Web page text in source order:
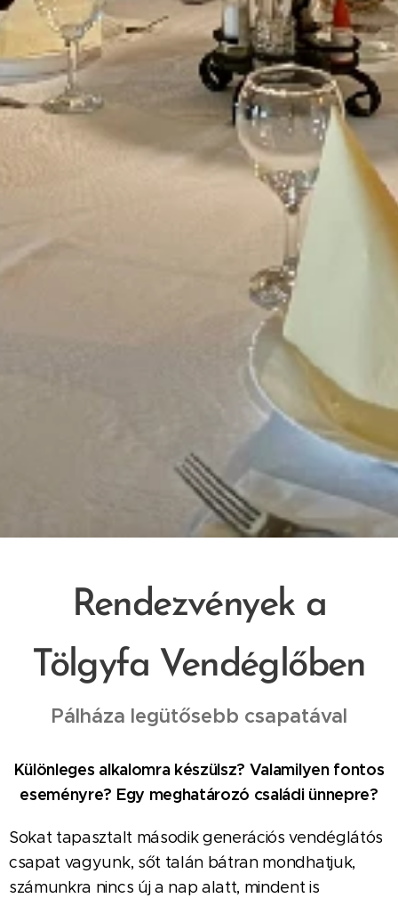
Rendezvények a
Tölgyfa Vendéglőben
Pálháza legütősebb csapatával
Különleges alkalomra készülsz? Valamilyen fontos
eseményre? Egy meghatározó családi ünnepre?
Sokat tapasztalt második generációs vendéglátós
csapat vagyunk, sőt talán bátran mondhatjuk,
számunkra nincs új a nap alatt, mindent is